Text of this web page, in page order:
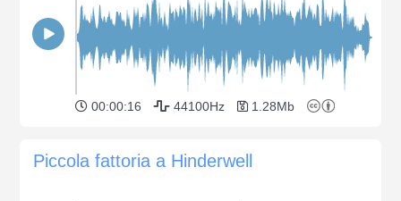
00:00:16 44100Hz 1.28Mb
Piccola fattoria a Hinderwell